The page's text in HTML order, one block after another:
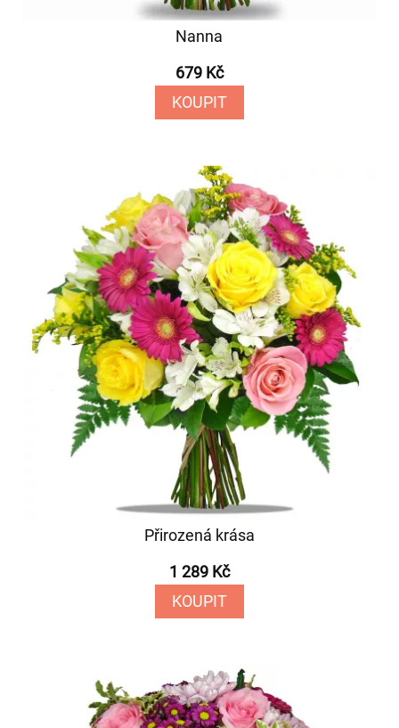
Nanna
679 Kč
KOUPIT
Přirozená krása
1 289 Kč
KOUPIT